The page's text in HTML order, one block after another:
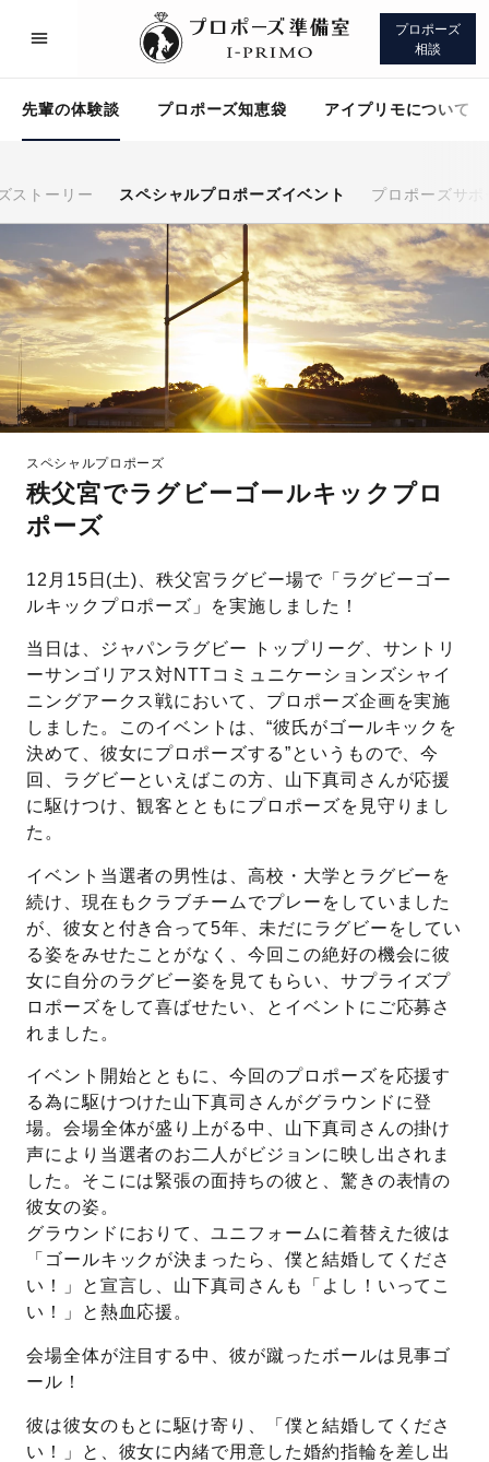
プロポーズ
相談
先輩の体験談 プロポーズ知恵袋 アイプリモについて
ストーリー スペシャルプロポーズイベント プロポーズサポ
スペシャルプロポーズ
秩父宮でラグビーゴールキックプロ
ポーズ
12月15日(土)、秩父宮ラグビー場で「ラグビーゴー
ルキックプロポーズ」を実施しました！
当日は、ジャパンラグビー トップリーグ、サントリ
ーサンゴリアス対NTTコミュニケーションズシャイ
ニングアークス戦において、プロポーズ企画を実施
しました。このイベントは、“彼氏がゴールキックを
決めて、彼女にプロポーズする”というもので、今
回、ラグビーといえばこの方、山下真司さんが応援
に駆けつけ、観客とともにプロポーズを見守りまし
た。
イベント当選者の男性は、高校・大学とラグビーを
続け、現在もクラブチームでプレーをしていました
が、彼女と付き合って5年、未だにラグビーをしてい
る姿をみせたことがなく、今回この絶好の機会に彼
女に自分のラグビー姿を見てもらい、サプライズプ
ロポーズをして喜ばせたい、とイベントにご応募さ
れました。
イベント開始とともに、今回のプロポーズを応援す
る為に駆けつけた山下真司さんがグラウンドに登
場。会場全体が盛り上がる中、山下真司さんの掛け
声により当選者のお二人がビジョンに映し出されま
した。そこには緊張の面持ちの彼と、驚きの表情の
彼女の姿。
グラウンドにおりて、ユニフォームに着替えた彼は
「ゴールキックが決まったら、僕と結婚してくださ
い！」と宣言し、山下真司さんも「よし！いってこ
い！」と熱血応援。
会場全体が注目する中、彼が蹴ったボールは見事ゴ
ール！
彼は彼女のもとに駆け寄り、「僕と結婚してくださ
い！」と、彼女に内緒で用意した婚約指輪を差し出
プロポーズサポート 先輩の体験談
プロポーズ知恵袋 アイプリモについて
プロポーズサポート
プロポーズサポートの流れ
プロポーズアイテム
おすすめの婚約指輪
プロポーズシチュエーション診断
婚約指輪マッチング診断
プロポーズプラン検索
先輩の体験談
プロポーズ知恵袋
プロポーズ意識調査結果一覧
婚約指輪選び方ガイド
プロポーズの方法
タイミング
プレゼント
場所
言葉
エピソード
アイプリモについて
ニュース
プロポーズのご相談
I-PRIMO公式サイト
I-PRIMO公式オンラインショップ
Follow us on